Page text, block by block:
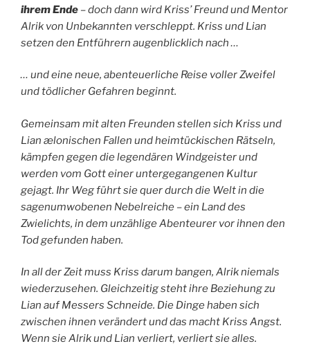
ihrem Ende – doch dann wird Kriss’ Freund und Mentor
Alrik von Unbekannten verschleppt. Kriss und Lian
setzen den Entführern augenblicklich nach …
… und eine neue, abenteuerliche Reise voller Zweifel
und tödlicher Gefahren beginnt.
Gemeinsam mit alten Freunden stellen sich Kriss und
Lian ælonischen Fallen und heimtückischen Rätseln,
kämpfen gegen die legendären Windgeister und
werden vom Gott einer untergegangenen Kultur
gejagt. Ihr Weg führt sie quer durch die Welt in die
sagenumwobenen Nebelreiche – ein Land des
Zwielichts, in dem unzählige Abenteurer vor ihnen den
Tod gefunden haben.
In all der Zeit muss Kriss darum bangen, Alrik niemals
wiederzusehen. Gleichzeitig steht ihre Beziehung zu
Lian auf Messers Schneide. Die Dinge haben sich
zwischen ihnen verändert und das macht Kriss Angst.
Wenn sie Alrik und Lian verliert, verliert sie alles.